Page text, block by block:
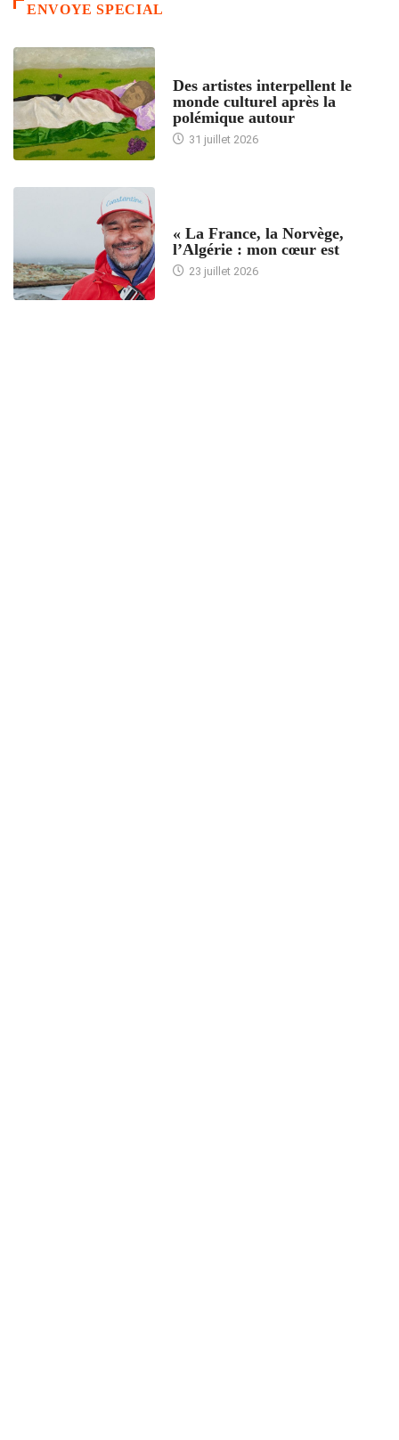
ENVOYE SPECIAL
Des artistes interpellent le
monde culturel après la
polémique autour
31 juillet 2026
« La France, la Norvège,
l’Algérie : mon cœur est
23 juillet 2026